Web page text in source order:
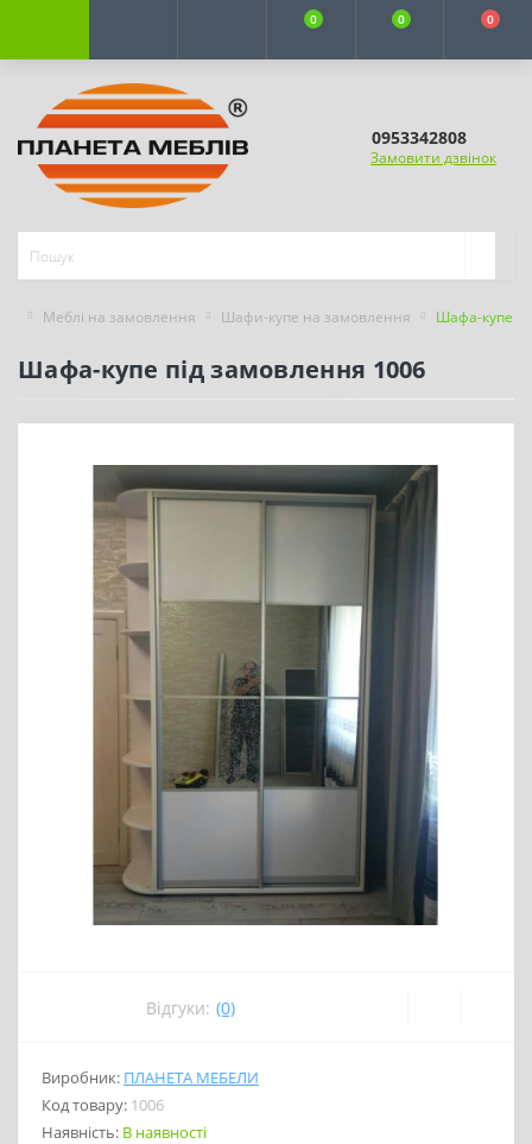
0 0 0
0953342808
Замовити дзвінок
Меблі на замовлення Шафи-купе на замовлення Шафа-купе
Шафа-купе під замовлення 1006
Відгуки: (0)
Виробник: ПЛАНЕТА МЕБЕЛИ
Код товару: 1006
Наявність: В наявності